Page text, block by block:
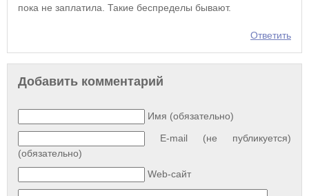
пока не заплатила. Такие беспределы бывают.
Ответить
Добавить комментарий
Имя (обязательно)
E-mail (не публикуется)
(обязательно)
Web-сайт